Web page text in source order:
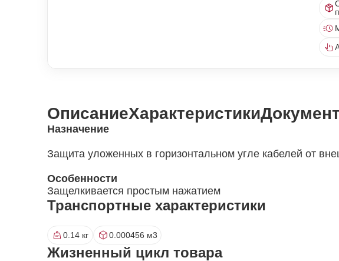
ОписаниеХарактеристики
Назначение
Защита уложенных в горизонтальном угле кабелей от
Особенности
Защелкивается простым нажатием
Транспортные характеристики
0.14 кг 0.000456 м3
Жизненный цикл товара